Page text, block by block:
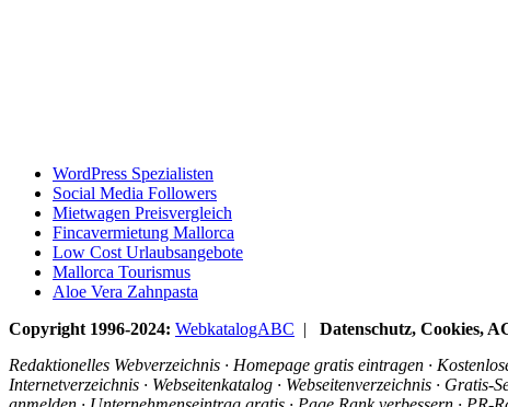
WordPress Spezialisten
Social Media Followers
Mietwagen Preisvergleich
Fincavermietung Mallorca
Low Cost Urlaubsangebote
Mallorca Tourismus
Aloe Vera Zahnpasta
Copyright 1996-2024: WebkatalogABC | Datenschutz, Cookies,
Redaktionelles Webverzeichnis · Homepage gratis eintragen ·
Internetverzeichnis · Webseitenkatalog · Webseitenverzeichnis ·